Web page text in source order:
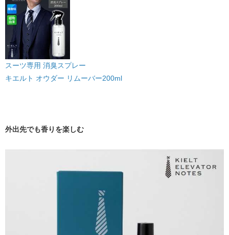
スーツ専用 消臭スプレー
キエルト オウダー リムーバー200ml
外出先でも香りを楽しむ